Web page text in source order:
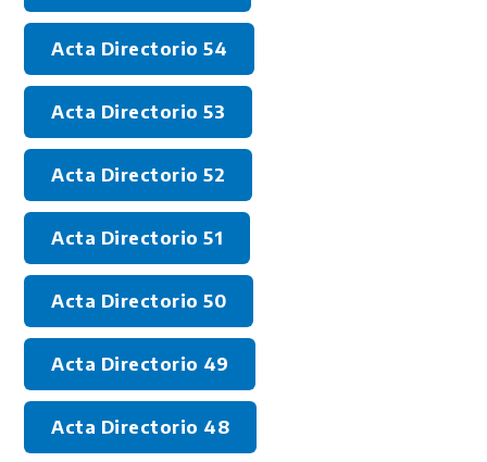
Acta Directorio 54
Acta Directorio 53
Acta Directorio 52
Acta Directorio 51
Acta Directorio 50
Acta Directorio 49
Acta Directorio 48